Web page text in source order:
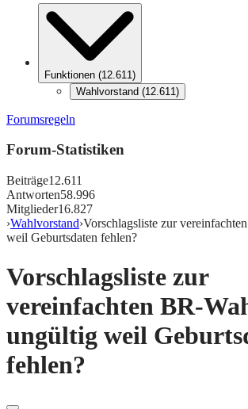
Funktionen (12.611)
Wahlvorstand (12.611)
Forumsregeln
Forum-Statistiken
Beiträge12.611
Antworten58.996
Mitglieder16.827
›Wahlvorstand›Vorschlagsliste zur
weil Geburtsdaten fehlen?
Vorschlagsliste zur
vereinfachten BR-
ungültig weil
fehlen?